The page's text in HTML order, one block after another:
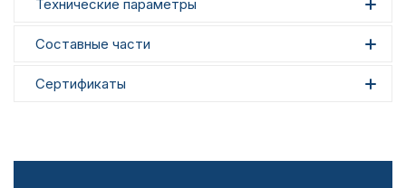
Технические параметры
Составные части
Сертификаты